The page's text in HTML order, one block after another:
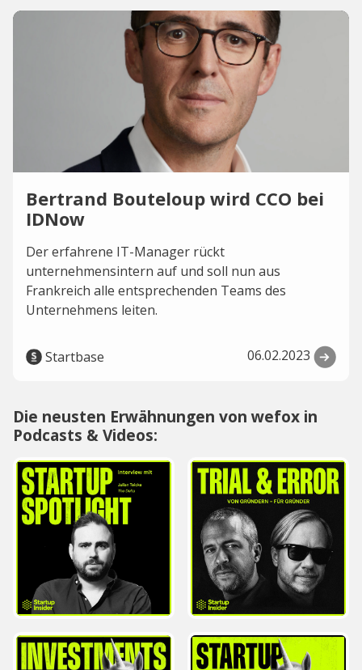
Bertrand Bouteloup wird CCO bei
IDNow
Der erfahrene IT-Manager rückt
unternehmensintern auf und soll nun aus
Frankreich alle entsprechenden Teams des
Unternehmens leiten.
Startbase 06.02.2023
Die neusten Erwähnungen von wefox in
Podcasts & Videos: